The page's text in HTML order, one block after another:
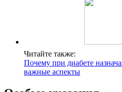
Читайте также:
Почему при диабете
важные аспекты